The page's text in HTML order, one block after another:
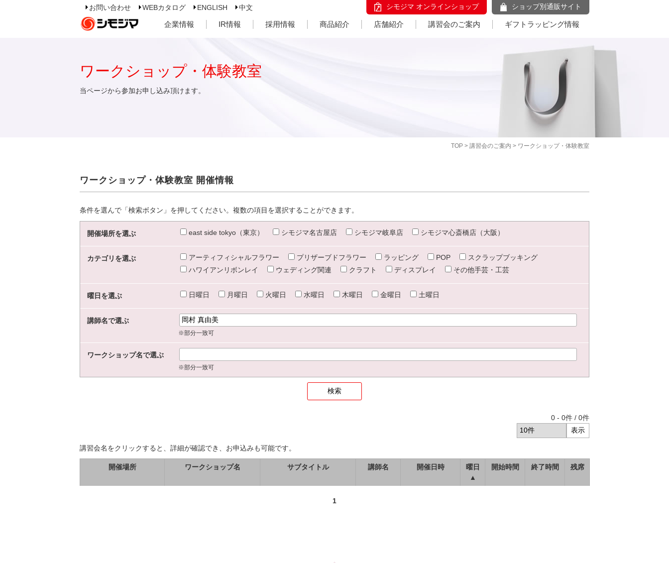
お問い合わせ WEBカタログ ENGLISH 中文 シモジマ オンラインショップ ショップ別通販サイト
企業情報 IR情報 採用情報 商品紹介 店舗紹介 講習会のご案内 ギフトラッピング情報
TOP > 講習会のご案内 > ワークショップ・体験教室
ワークショップ・体験教室
当ページから参加お申し込み頂けます。
ワークショップ・体験教室 開催情報
条件を選んで「検索ボタン」を押してください。複数の項目を選択することができます。
開催場所を選ぶ east side tokyo（東京） シモジマ名古屋店 シモジマ岐阜店 シモジマ心斎橋店（大阪）
カテゴリを選ぶ アーティフィシャルフラワー プリザーブドフラワー ラッピング POP
スクラップブッキング
ハワイアンリボンレイ
ウェディング関連 クラフト ディスプレイ その他手芸・工芸
曜日を選ぶ 日曜日 月曜日 火曜日 水曜日 木曜日 金曜日 土曜日
講師名で選ぶ
※部分一致可
ワークショップ名で選ぶ
※部分一致可
0 - 0件 / 0件
講習会名をクリックすると、詳細が確認でき、お申込みも可能です。
開催場所 ワークショップ名 サブタイトル 講師名 開催日時
曜日
▲
開始時間 終了時間 残席
1